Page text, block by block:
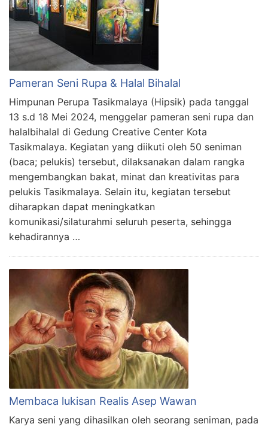
Pameran Seni Rupa & Halal Bihalal
Himpunan Perupa Tasikmalaya (Hipsik) pada tanggal
13 s.d 18 Mei 2024, menggelar pameran seni rupa dan
halalbihalal di Gedung Creative Center Kota
Tasikmalaya. Kegiatan yang diikuti oleh 50 seniman
(baca; pelukis) tersebut, dilaksanakan dalam rangka
mengembangkan bakat, minat dan kreativitas para
pelukis Tasikmalaya. Selain itu, kegiatan tersebut
diharapkan dapat meningkatkan
komunikasi/silaturahmi seluruh peserta, sehingga
kehadirannya …
Membaca lukisan Realis Asep Wawan
Karya seni yang dihasilkan oleh seorang seniman, pada